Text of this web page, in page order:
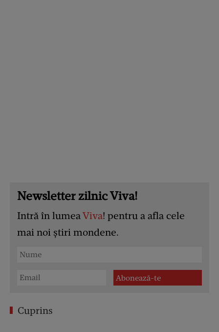
Newsletter zilnic Viva!
Intră în lumeaViva! pentru a afla cele
mai noi știri mondene.
Cuprins